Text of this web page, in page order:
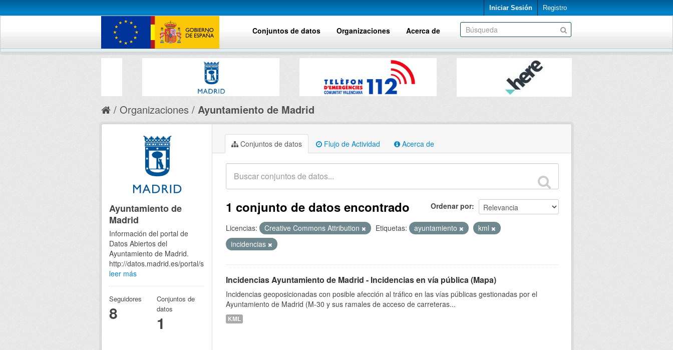
Iniciar Sesión Registro
Conjuntos de datos Organizaciones Acerca de
Organizaciones Ayuntamiento de Madrid
Conjuntos de datos Flujo de Actividad Acerca de
Ordenar por
1 conjunto de datos encontrado
Licencias: Creative Commons Attribution Etiquetas: ayuntamiento
kml
incidencias
Incidencias Ayuntamiento de Madrid - Incidencias en vía pública (Mapa)
Incidencias geoposicionadas con posible afección al tráfico en las vías públicas gestionadas por el
Ayuntamiento de Madrid (M-30 y sus ramales de acceso de carreteras...
KML
Ayuntamiento de
Madrid
Información del portal de
Datos Abiertos del
Ayuntamiento de Madrid.
http://datos.madrid.es/portal/site/egob
leer más
Seguidores
8
Conjuntos de
datos
1